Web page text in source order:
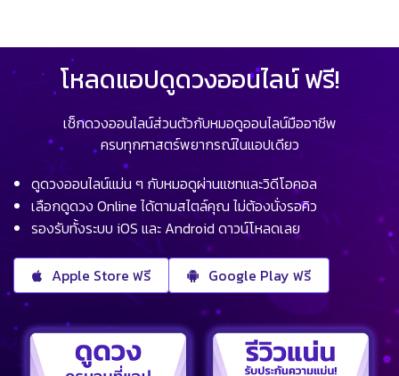
โหลดแอปดูดวงออนไลน์ ฟรี!
เช็กดวงออนไลน์ส่วนตัวกับหมอดูออนไลน์มืออาชีพ
ครบทุกศาสตร์พยากรณ์ในแอปเดียว
ดูดวงออนไลน์แม่น ๆ กับหมอดูผ่านแชทและวิดีโอคอล
เลือกดูดวง Online ได้ตามสไตล์คุณ ไม่ต้องนั่งรอคิว
รองรับทั้งระบบ iOS และ Android ดาวน์โหลดเลย
Apple Store ฟรี Google Play ฟรี